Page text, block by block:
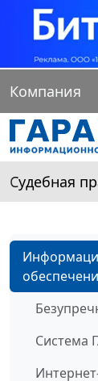
Компания
Судебная
Система